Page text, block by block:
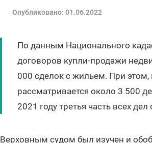
Опубликовано: 01.06.2022
По данным Национального
договоров купли-продажи
000 сделок с жильем. При
рассматривается около 3 500
2021 году третья часть всех
Верховным судом был изучен и